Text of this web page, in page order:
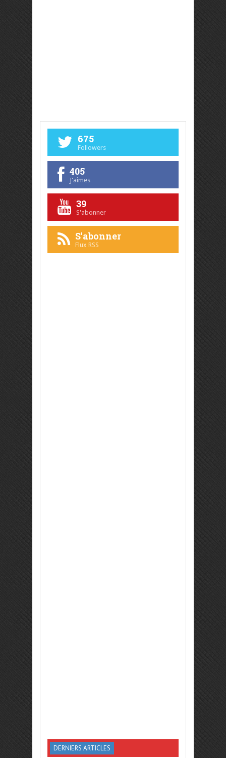
675
Followers
405
J'aimes
39
S'abonner
S'abonner
Flux RSS
DERNIERS ARTICLES